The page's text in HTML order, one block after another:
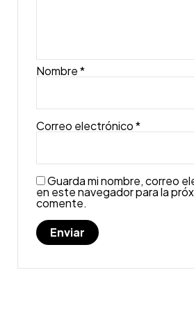
Nombre*
Correo electrónico*
Guarda mi nombre, correo
en este navegador para la
comente.